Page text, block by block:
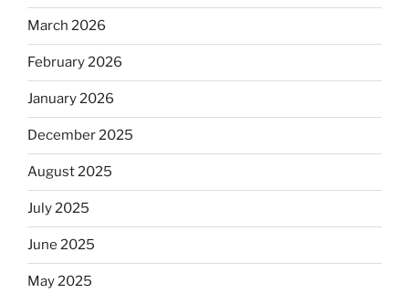
March 2026
February 2026
January 2026
December 2025
August 2025
July 2025
June 2025
May 2025